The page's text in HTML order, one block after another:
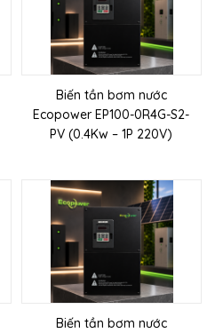
Biến tần bơm nước
Ecopower EP100-0R4G-S2-
PV (0.4Kw – 1P 220V)
Biến tần bơm nước